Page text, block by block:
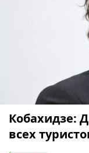
Кобахидзе:
всех